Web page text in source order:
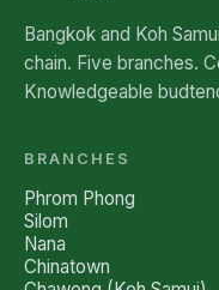
Bangkok and Koh
chain. Five branches.
Knowledgeable
BRANCHES
Phrom Phong
Silom
Nana
Chinatown